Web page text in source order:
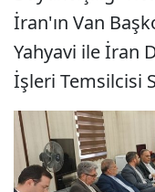
İran'ın Van
Yahyavi ile İran
İşleri Temsilcisi